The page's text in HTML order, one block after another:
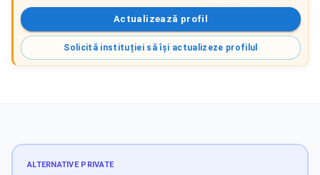
Actualizează profil
Solicită instituției să își actualizeze profilul
ALTERNATIVE PRIVATE